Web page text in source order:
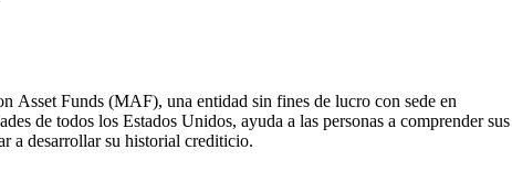
Asset Funds (MAF), una entidad sin fines de lucro con sede en
de todos los Estados Unidos, ayuda a las personas a comprender sus
a desarrollar su historial crediticio.